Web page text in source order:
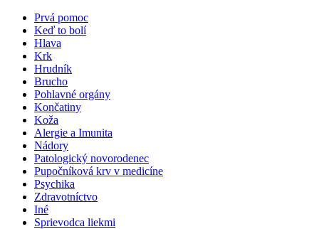
Prvá pomoc
Keď to bolí
Hlava
Krk
Hrudník
Brucho
Pohlavné orgány
Končatiny
Koža
Alergie a Imunita
Nádory
Patologický novorodenec
Pupočníková krv v medicíne
Psychika
Zdravotníctvo
Iné
Sprievodca liekmi